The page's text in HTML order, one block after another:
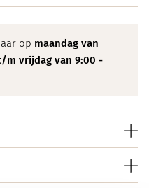
op maandag van
m vrijdag van 9:00 -